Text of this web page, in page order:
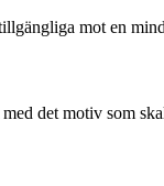
mot en
det motiv som